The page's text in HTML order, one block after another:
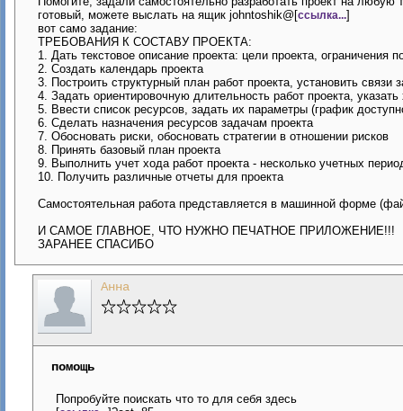
готовый, можете выслать на ящик johntoshik@[ссылка...]
вот само задание:
ТРЕБОВАНИЯ К СОСТАВУ ПРОЕКТА:
1. Дать текстовое описание проекта: цели проекта, ограничения
2. Создать календарь проекта
3. Построить структурный план работ проекта, установить связи
4. Задать ориентировочную длительность работ проекта,
5. Ввести список ресурсов, задать их параметры (график
6. Сделать назначения ресурсов задачам проекта
7. Обосновать риски, обосновать стратегии в отношении рисков
8. Принять базовый план проекта
9. Выполнить учет хода работ проекта - несколько учетных
10. Получить различные отчеты для проекта
Самостоятельная работа представляется в машинной форме
И САМОЕ ГЛАВНОЕ, ЧТО НУЖНО ПЕЧАТНОЕ ПРИЛОЖЕНИЕ!!!
ЗАРАНЕЕ СПАСИБО
Анна
помощь
Попробуйте поискать что то для себя здесь